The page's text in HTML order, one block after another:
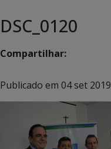
DSC_0120
Compartilhar:
Publicado em 04 set 2019